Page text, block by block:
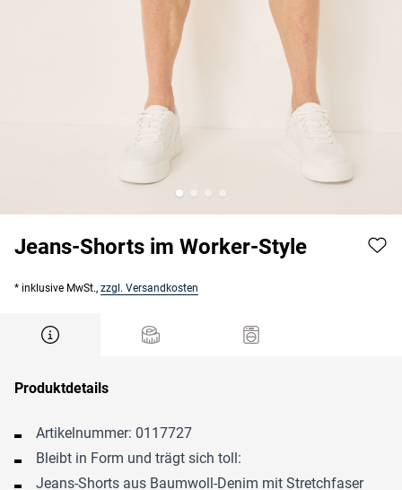
Jeans-Shorts im Worker-Style
* inklusive MwSt., zzgl. Versandkosten
Produktdetails
Artikelnummer: 0117727
Bleibt in Form und trägt sich toll:
Jeans-Shorts aus Baumwoll-Denim mit Stretchfaser